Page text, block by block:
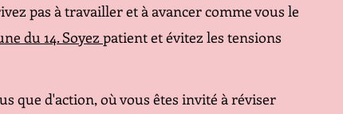
pas à travailler et à avancer comme vous le
du 14. Soyez patient et évitez les tensions
que d'action, où vous êtes invité à réviser